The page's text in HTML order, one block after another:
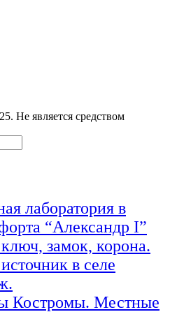
Не является средством
лаборатория в
“Александр I”
замок, корона.
в селе
Костромы. Местные